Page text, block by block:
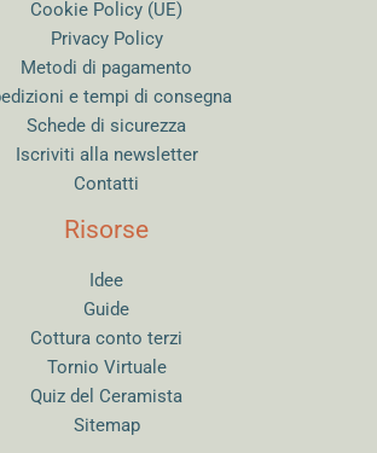
Cookie Policy (UE)
Privacy Policy
Metodi di pagamento
e tempi di consegna
Schede di sicurezza
Iscriviti alla newsletter
Contatti
Risorse
Idee
Guide
Cottura conto terzi
Tornio Virtuale
Quiz del Ceramista
Sitemap